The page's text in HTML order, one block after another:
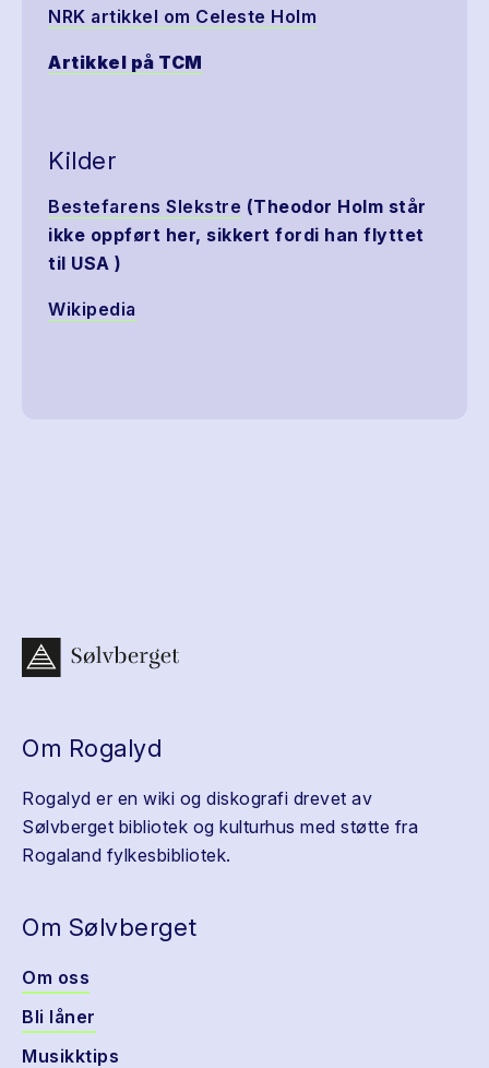
NRK artikkel om Celeste Holm
Artikkel på TCM
Kilder
Bestefarens Slekstre (Theodor Holm står
ikke oppført her, sikkert fordi han flyttet
til USA )
Wikipedia
Om Rogalyd
Rogalyd er en wiki og diskografi drevet av
Sølvberget bibliotek og kulturhus med støtte fra
Rogaland fylkesbibliotek.
Om Sølvberget
Om oss
Bli låner
Musikktips